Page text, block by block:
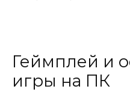
Геймплей и
игры на ПК